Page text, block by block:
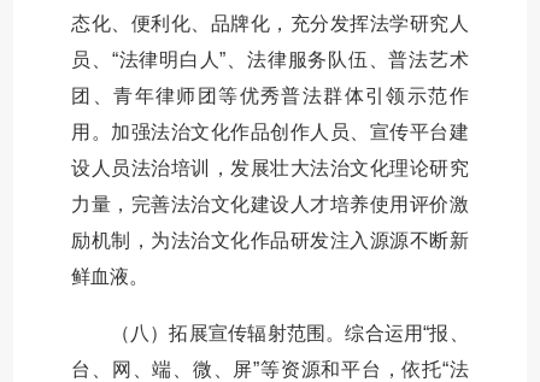
态化、便利化、品牌化，充分发挥法学研究人
员、“法律明白人”、法律服务队伍、普法艺术
团、青年律师团等优秀普法群体引领示范作
用。加强法治文化作品创作人员、宣传平台建
设人员法治培训，发展壮大法治文化理论研究
力量，完善法治文化建设人才培养使用评价激
励机制，为法治文化作品研发注入源源不断新
鲜血液。
（八）拓展宣传辐射范围。综合运用“报、
台、网、端、微、屏”等资源和平台，依托“法